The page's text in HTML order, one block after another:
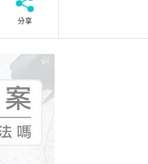
分享